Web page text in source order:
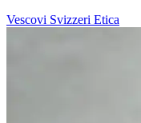
Vescovi Svizzeri Etica